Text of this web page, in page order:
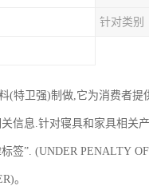
针对类别
(特卫强)制做,它为消费者提
信息.针对寝具和家具相关
签”. (UNDER PENALTY
。